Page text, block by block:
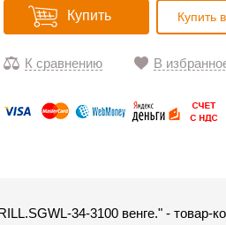
Купить Купить
К сравнению В
34-3100 венге." - товар-